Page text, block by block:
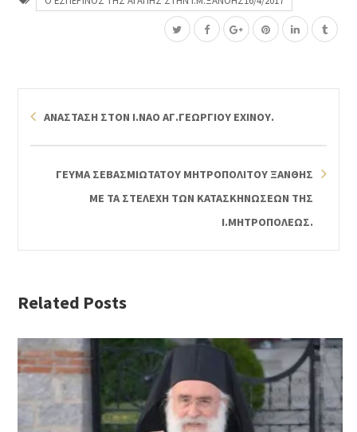
ΑΝΑΣΤΑΣΗ ΣΤΟΝ Ι.ΝΑΟ ΑΓ.ΓΕΩΡΓΙΟΥ ΕΧΙΝΟΥ.
ΓΕΥΜΑ ΣΕΒΑΣΜΙΩΤΑΤΟΥ ΜΗΤΡΟΠΟΛΙΤΟΥ ΞΑΝΘΗΣ
ΜΕ ΤΑ ΣΤΕΛΕΧΗ ΤΩΝ ΚΑΤΑΣΚΗΝΩΣΕΩΝ ΤΗΣ
Ι.ΜΗΤΡΟΠΟΛΕΩΣ.
Related Posts